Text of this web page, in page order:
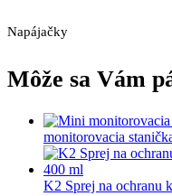
Napájačky
Môže sa Vám
monitorovacia
K2 Sprej na ochranu